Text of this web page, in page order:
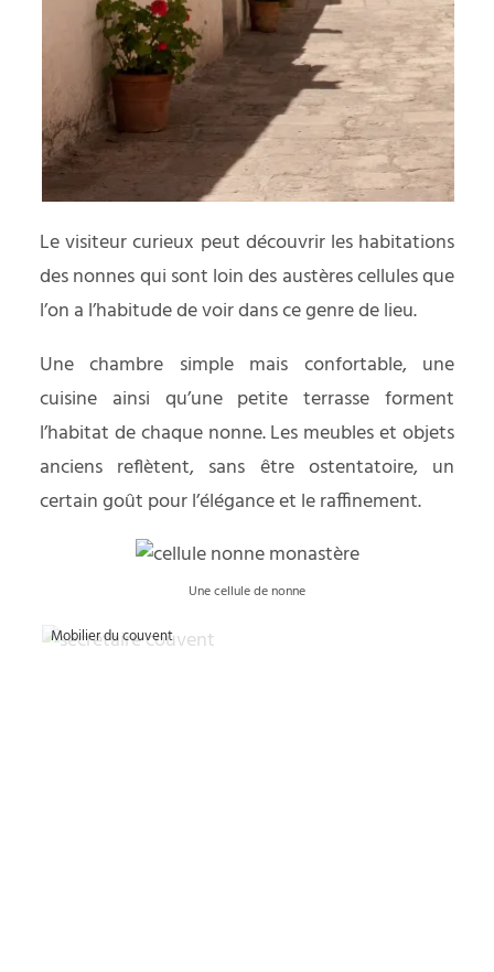
Le visiteur curieux peut découvrir les habitations
des nonnes qui sont loin des austères cellules que
l’on a l’habitude de voir dans ce genre de lieu.
Une chambre simple mais confortable, une
cuisine ainsi qu’une petite terrasse forment
l’habitat de chaque nonne. Les meubles et objets
anciens reflètent, sans être ostentatoire, un
certain goût pour l’élégance et le raffinement.
Une cellule de nonne
Mobilier du couvent